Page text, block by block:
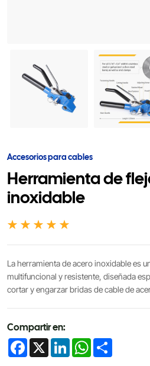
Accesorios para cables
Herramienta de
inoxidable
La herramienta de acero inoxidable es
multifuncional y resistente, diseñada
cortar y engarzar bridas de cable de
Compartir en:
Facebook
X LinkedInWhatsApp